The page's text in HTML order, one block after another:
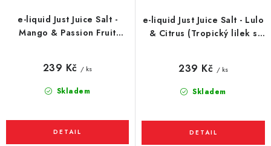
e-liquid Just Juice Salt -
Mango & Passion Fruit
Skladem
239 Kč / ks
e-liquid Just Juice Salt - Lulo
& Citrus (Tropický lilek s
Skladem
239 Kč / ks